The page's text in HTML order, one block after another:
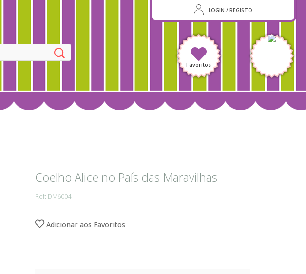
LOGIN / REGISTO
Favoritos
Coelho Alice no País das Maravilhas
Ref: DM6004
Adicionar aos Favoritos